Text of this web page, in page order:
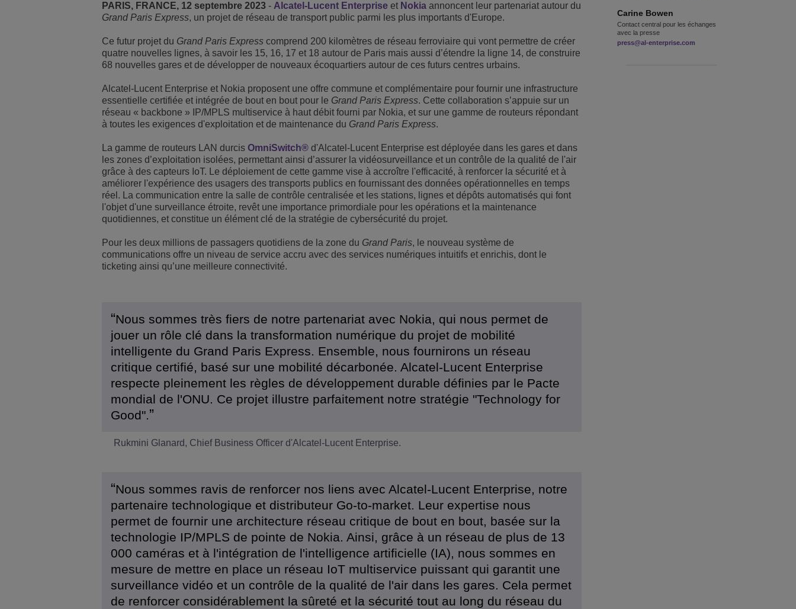
Solutions pour le secteur du transport
Petites et moyennes entreprises
Solutions de Services Clients
Everything as a Service (XaaS)
Espace de travail hybride
Mission-Critical Communications
Dividendes numériques
Voir plus
Gestion de réseau et sécurité
Les bureaux d'ALE
PARIS, FRANCE, 12 septembre 2023 - Alcatel-Lucent Enterprise et Nokia annoncent leur partenariat autour du
Grand Paris Express, un projet de réseau de transport public parmi les plus importants d'Europe.
Ce futur projet du Grand Paris Express comprend 200 kilomètres de réseau ferroviaire qui vont permettre de créer
quatre nouvelles lignes, à savoir les 15, 16, 17 et 18 autour de Paris mais aussi d’étendre la ligne 14, de construire
68 nouvelles gares et de développer de nouveaux écoquartiers autour de ces futurs centres urbains.
Alcatel-Lucent Enterprise et Nokia proposent une offre commune et complémentaire pour fournir une infrastructure
essentielle certifiée et intégrée de bout en bout pour le Grand Paris Express. Cette collaboration s’appuie sur un
réseau « backbone » IP/MPLS multiservice à haut débit fourni par Nokia, et sur une gamme de routeurs répondant
à toutes les exigences d'exploitation et de maintenance du Grand Paris Express.
La gamme de routeurs LAN durcis OmniSwitch® d'Alcatel-Lucent Enterprise est déployée dans les gares et dans
les zones d’exploitation isolées, permettant ainsi d’assurer la vidéosurveillance et un contrôle de la qualité de l'air
grâce à des capteurs IoT. Le déploiement de cette gamme vise à accroître l'efficacité, à renforcer la sécurité et à
améliorer l'expérience des usagers des transports publics en fournissant des données opérationnelles en temps
réel. La communication entre la salle de contrôle centralisée et les stations, lignes et dépôts automatisés qui font
l'objet d'une surveillance étroite, revêt une importance primordiale pour les opérations et la maintenance
quotidiennes, et constitue un élément clé de la stratégie de cybersécurité du projet.
Pour les deux millions de passagers quotidiens de la zone du Grand Paris, le nouveau système de
communications offre un niveau de service accru avec des services numériques intuitifs et enrichis, dont le
ticketing ainsi qu’une meilleure connectivité.
Nous sommes très fiers de notre partenariat avec Nokia, qui nous permet de
jouer un rôle clé dans la transformation numérique du projet de mobilité
intelligente du Grand Paris Express. Ensemble, nous fournirons un réseau
critique certifié, basé sur une mobilité décarbonée. Alcatel-Lucent Enterprise
respecte pleinement les règles de développement durable définies par le Pacte
mondial de l'ONU. Ce projet illustre parfaitement notre stratégie "Technology for
Good".
Rukmini Glanard, Chief Business Officer d'Alcatel-Lucent Enterprise.
Nous sommes ravis de renforcer nos liens avec Alcatel-Lucent Enterprise, notre
partenaire technologique et distributeur Go-to-market. Leur expertise nous
permet de fournir une architecture réseau critique de bout en bout, basée sur la
technologie IP/MPLS de pointe de Nokia. Ainsi, grâce à un réseau de plus de 13
000 caméras et à l'intégration de l'intelligence artificielle (IA), nous sommes en
mesure de mettre en place un réseau IoT multiservice puissant qui garantit une
surveillance vidéo et un contrôle de la qualité de l'air dans les gares. Cela permet
de renforcer considérablement la sûreté et la sécurité tout au long du réseau du
Carine Bowen
Contact central pour les échanges
avec la presse
press@al-enterprise.com